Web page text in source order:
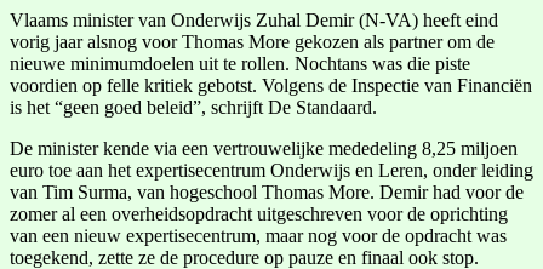
Vlaams minister van Onderwijs Zuhal Demir (N-VA) heeft eind
vorig jaar alsnog voor Thomas More gekozen als partner om de
nieuwe minimumdoelen uit te rollen. Nochtans was die piste
voordien op felle kritiek gebotst. Volgens de Inspectie van Financiën
is het “geen goed beleid”, schrijft De Standaard.
De minister kende via een vertrouwelijke mededeling 8,25 miljoen
euro toe aan het expertisecentrum Onderwijs en Leren, onder leiding
van Tim Surma, van hogeschool Thomas More. Demir had voor de
zomer al een overheidsopdracht uitgeschreven voor de oprichting
van een nieuw expertisecentrum, maar nog voor de opdracht was
toegekend, zette ze de procedure op pauze en finaal ook stop.